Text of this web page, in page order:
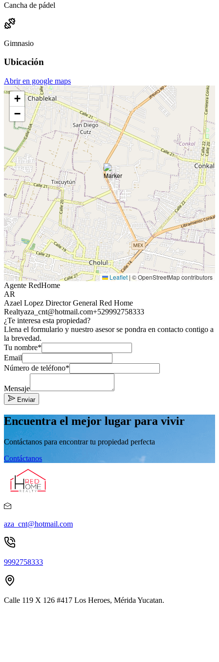
Cancha de pádel
Gimnasio
Ubicación
Abrir en google maps
+
−
Leaflet |© OpenStreetMap contributors
Agente RedHome
AR
Azael Lopez Director General Red Home
Realtyaza_cnt@hotmail.com+529992758333
¿Te interesa esta propiedad?
Llena el formulario y nuestro asesor se pondra en contacto contigo a
la brevedad.
Tu nombre*
Email
Número de teléfono*
Mensaje
Enviar
Encuentra el mejor lugar para vivir
Contáctanos para encontrar tu propiedad perfecta
Contáctanos
aza_cnt@hotmail.com
9992758333
Calle 119 X 126 #417 Los Heroes, Mérida Yucatan.